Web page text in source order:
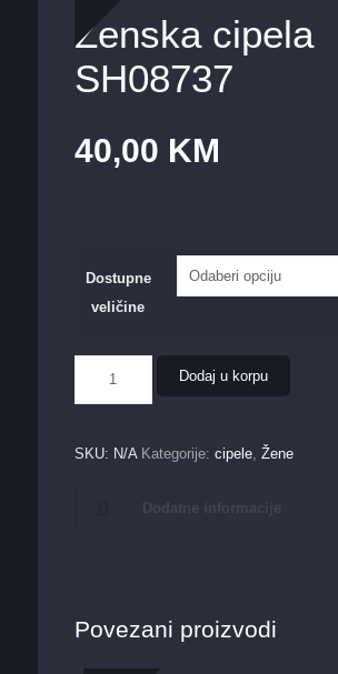
Ženska cipela
SH08737
40,00 KM
Dostupne
veličine
cipela
SH08737
Dodaj u korpu
SKU: N/A Kategorije: cipele, Žene
Dodatne informacije
Povezani proizvodi